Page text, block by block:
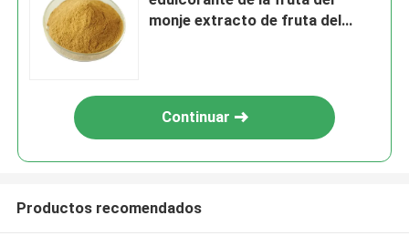
monje extracto de fruta del
Continuar
Productos recomendados